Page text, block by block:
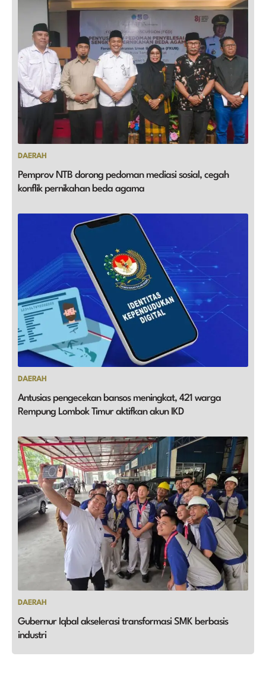
DAERAH
Pemprov NTB dorong pedoman mediasi sosial, cegah
konflik pernikahan beda agama
DAERAH
Antusias pengecekan bansos meningkat, 421 warga
Rempung Lombok Timur aktifkan akun IKD
DAERAH
Gubernur Iqbal akselerasi transformasi SMK berbasis
industri